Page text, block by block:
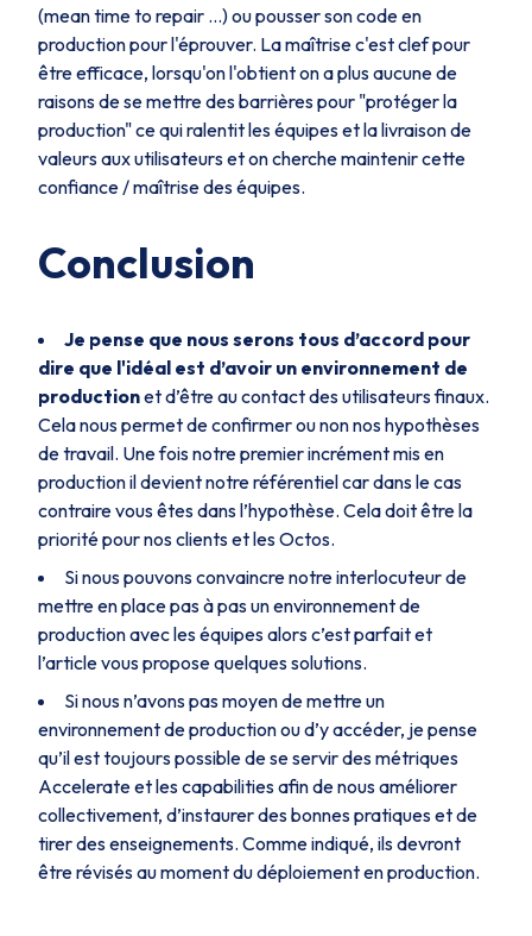
(mean time to repair ...) ou pousser son code en
production pour l'éprouver. La maîtrise c'est clef pour
être efficace, lorsqu'on l'obtient on a plus aucune de
raisons de se mettre des barrières pour "protéger la
production" ce qui ralentit les équipes et la livraison de
valeurs aux utilisateurs et on cherche maintenir cette
confiance / maîtrise des équipes.
Conclusion
Je pense que nous serons tous d’accord pour
dire que l'idéal est d’avoir un environnement de
productionet d’être au contact des utilisateurs finaux.
Cela nous permet de confirmer ou non nos hypothèses
de travail. Une fois notre premier incrément mis en
production il devient notre référentiel car dans le cas
contraire vous êtes dans l’hypothèse. Cela doit être la
priorité pour nos clients et les Octos.
Si nous pouvons convaincre notre interlocuteur de
mettre en place pas à pas un environnement de
production avec les équipes alors c’est parfait et
l’article vous propose quelques solutions.
Si nous n’avons pas moyen de mettre un
environnement de production ou d’y accéder, je pense
qu’il est toujours possible de se servir des métriques
Accelerate et les capabilities afin de nous améliorer
collectivement, d’instaurer des bonnes pratiques et de
tirer des enseignements. Comme indiqué, ils devront
être révisés au moment du déploiement en production.